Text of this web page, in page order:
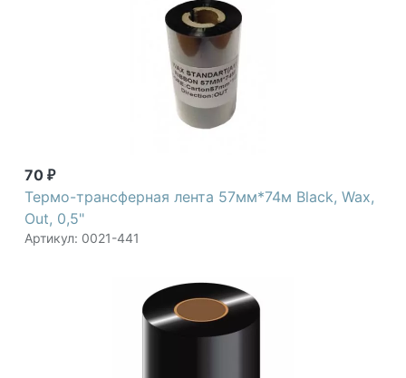
70 ₽
Термо-трансферная лента 57мм*74м Black, Wax,
Out, 0,5"
Артикул: 0021-441